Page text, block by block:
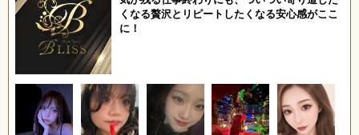
くなる贅沢とリピートしたくなる安心感がここ
に！